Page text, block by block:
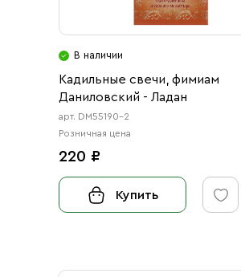
В наличии
Кадильные свечи, фимиам
Даниловский - Ладан
арт. DM55190-2
Розничная цена
220 ₽
Купить